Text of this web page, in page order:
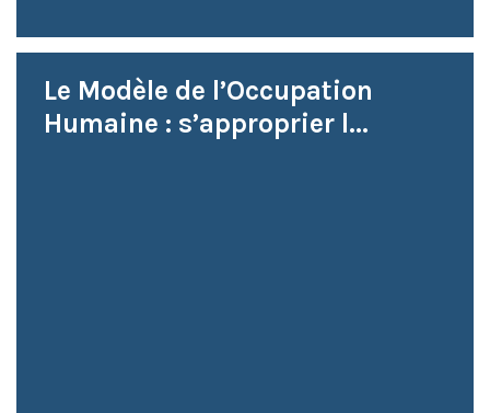
Le Modèle de l’Occupation
Humaine : s’approprier l...